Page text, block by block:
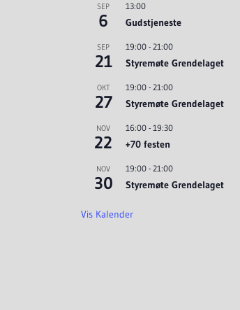
SEP
6
13:00
Gudstjeneste
SEP
21
19:00 - 21:00
Styremøte Grendelaget
OKT
27
19:00 - 21:00
Styremøte Grendelaget
NOV
22
16:00 - 19:30
+70 festen
NOV
30
19:00 - 21:00
Styremøte Grendelaget
Vis Kalender